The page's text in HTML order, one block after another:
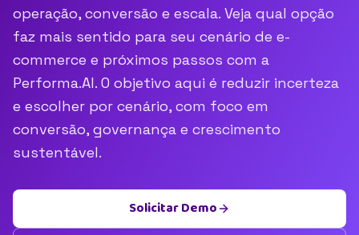
operação, conversão e escala. Veja qual opção
faz mais sentido para seu cenário de e-
commerce e próximos passos com a
Performa.AI. O objetivo aqui é reduzir incerteza
e escolher por cenário, com foco em
conversão, governança e crescimento
sustentável.
Solicitar Demo